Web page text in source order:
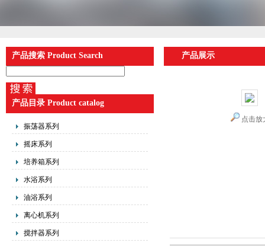
产品搜索 Product Search
产品目录 Product catalog
振荡器系列
摇床系列
培养箱系列
水浴系列
油浴系列
离心机系列
搅拌器系列
产品展示
点击放